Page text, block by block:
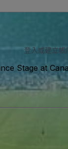
登入或建立
Stage at